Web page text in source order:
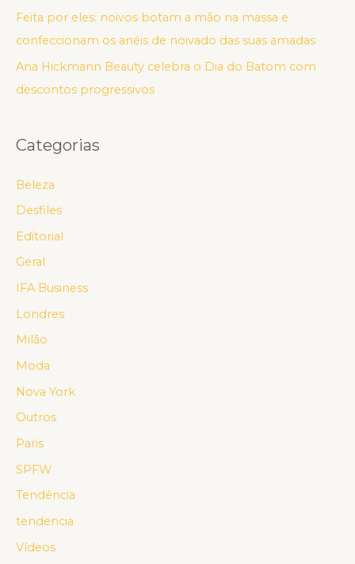
Feita por eles: noivos botam a mão na massa e
confeccionam os anéis de noivado das suas amadas
Ana Hickmann Beauty celebra o Dia do Batom com
descontos progressivos
Categorias
Beleza
Desfiles
Editorial
Geral
IFA Business
Londres
Milão
Moda
Nova York
Outros
Paris
SPFW
Tendência
tendencia
Vídeos